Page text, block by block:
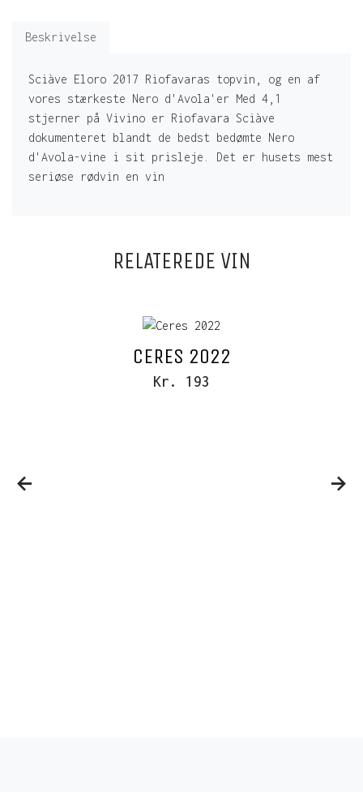
Beskrivelse
Sciàve Eloro 2017 Riofavaras topvin, og en af
vores stærkeste Nero d'Avola'er Med 4,1
stjerner på Vivino er Riofavara Sciàve
dokumenteret blandt de bedst bedømte Nero
d'Avola-vine i sit prisleje. Det er husets mest
seriøse rødvin en vin
RELATEREDE VIN
CERES 2022
Kr. 193